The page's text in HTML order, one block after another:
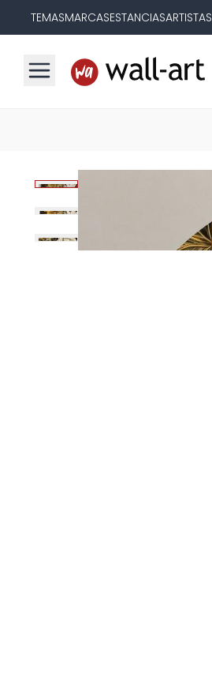
TEMASMARCASESTANCIASARTISTAS